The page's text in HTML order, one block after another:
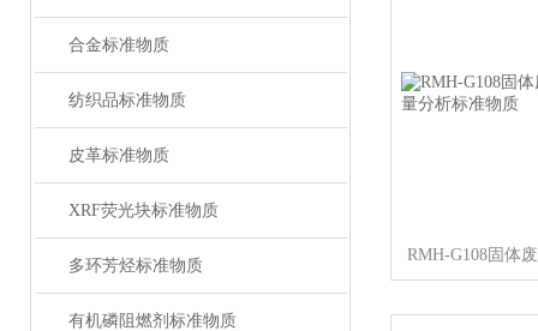
合金标准物质
纺织品标准物质
皮革标准物质
XRF荧光块标准物质
多环芳烃标准物质
有机磷阻燃剂标准物质